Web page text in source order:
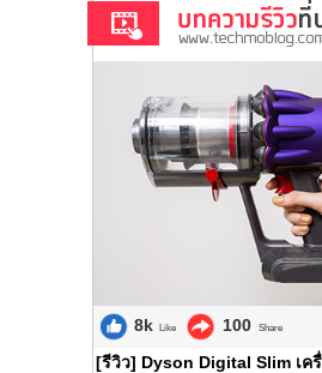
8k Like 100 Share
[รีวิว] Dyson Digital Slim เค